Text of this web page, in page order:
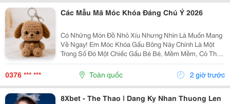
Các Mẫu Mã Móc Khóa Đáng Chú Ý 2026
Có Những Món Đồ Nhỏ Xíu Nhưng Nhìn Là Muốn Mang
Về Ngay! Em Móc Khóa Gấu Bông Này Chính Là Một
Trong Số Đó Một Chiếc Gấu Bé Bé, Mềm Mềm, Có Thể
Treo Trên Balo, Túi Xách Hay Chìa Khóa. Mỗi Lần Nhìn
Thấy Lại Thấy Chiếc Túi Của Mình Đáng Yêu Hơn Một...
0376 *** *** Toàn quốc 2 giờ trước
8Xbet - The Thao | Dang Ky Nhan Thuong Len